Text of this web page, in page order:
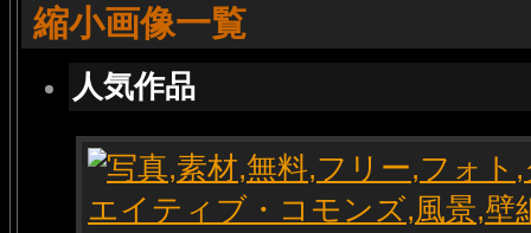
縮小画像一覧
人気作品